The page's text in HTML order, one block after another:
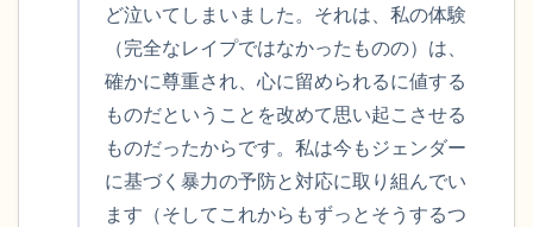
ど泣いてしまいました。それは、私の体験
（完全なレイプではなかったものの）は、
確かに尊重され、心に留められるに値する
ものだということを改めて思い起こさせる
ものだったからです。私は今もジェンダー
に基づく暴力の予防と対応に取り組んでい
ます（そしてこれからもずっとそうするつ